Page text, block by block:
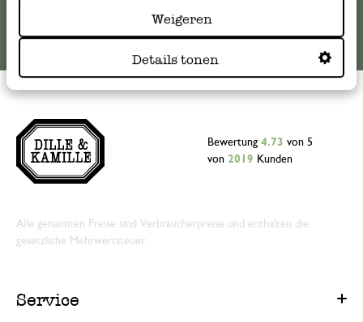
Weigeren
Details tonen
Bewertung 4.73 von 5
von 2019 Kunden
Alle genannten Preise sind Verbraucherpreise und enthalten die
gesetzliche Mehrwertsteuer.
Service